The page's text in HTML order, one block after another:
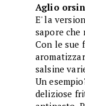
Aglio
E' la
sapore
Con le sue
salsine
Un
deliziose